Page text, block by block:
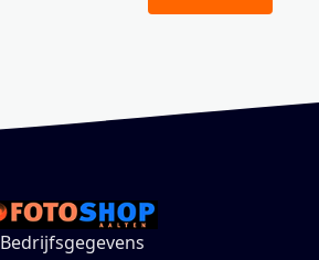
Bedrijfsgegevens